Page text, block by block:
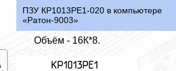
ПЗУ КР1013РЕ1-020 в компьютере
«Ратон-9003»
Объём - 16К*8.